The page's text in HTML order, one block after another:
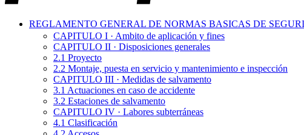
REGLAMENTO GENERAL DE NORMAS BASICAS DE
CAPITULO I · Ambito de aplicación y fines
CAPITULO II · Disposiciones generales
2.1 Proyecto
2.2 Montaje, puesta en servicio y mantenimiento e inspección
CAPITULO III · Medidas de salvamento
3.1 Actuaciones en caso de accidente
3.2 Estaciones de salvamento
CAPITULO IV · Labores subterráneas
4.1 Clasificación